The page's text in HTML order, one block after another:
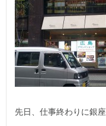
先日、仕事終わりに銀